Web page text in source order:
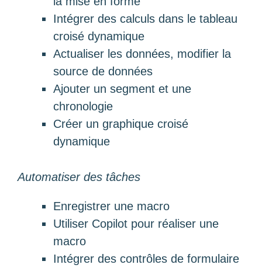
Intégrer des calculs dans le tableau
croisé dynamique
Actualiser les données, modifier la
source de données
Ajouter un segment et une
chronologie
Créer un graphique croisé
dynamique
Automatiser des tâches
Enregistrer une macro
Utiliser Copilot pour réaliser une
macro
Intégrer des contrôles de formulaire